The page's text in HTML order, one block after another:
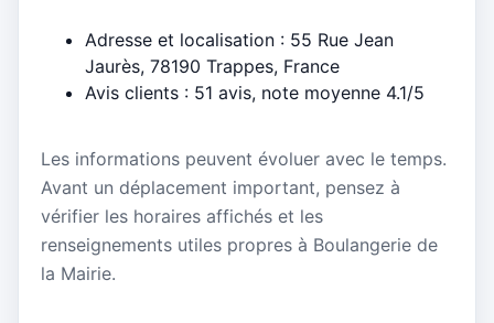
Adresse et localisation : 55 Rue Jean
Jaurès, 78190 Trappes, France
Avis clients : 51 avis, note moyenne 4.1/5
Les informations peuvent évoluer avec le temps.
Avant un déplacement important, pensez à
vérifier les horaires affichés et les
renseignements utiles propres à Boulangerie de
la Mairie.